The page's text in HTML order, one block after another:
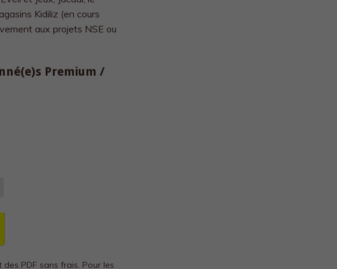
Kidiliz (en cours
aux projets NSE ou
Premium /
des PDF sans frais. Pour les